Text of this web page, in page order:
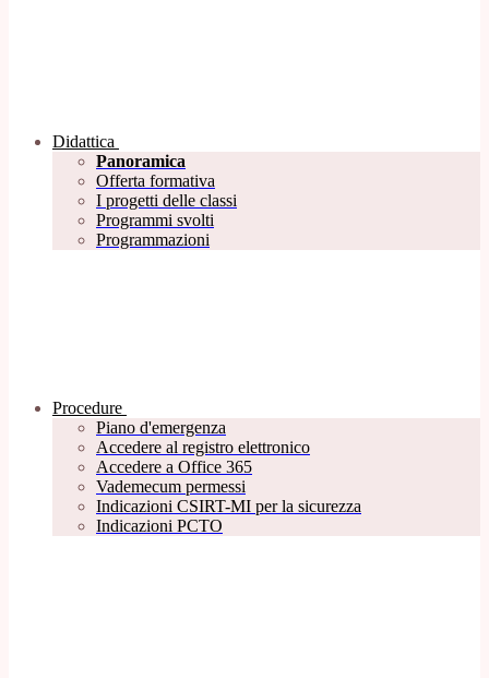
Didattica
Panoramica
Offerta formativa
I progetti delle classi
Programmi svolti
Programmazioni
Procedure
Piano d'emergenza
Accedere al registro elettronico
Accedere a Office 365
Vademecum permessi
Indicazioni CSIRT-MI per la sicurezza
Indicazioni PCTO